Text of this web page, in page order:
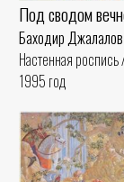
Под сводом
Баходир Джалалов
Настенная
1995 год